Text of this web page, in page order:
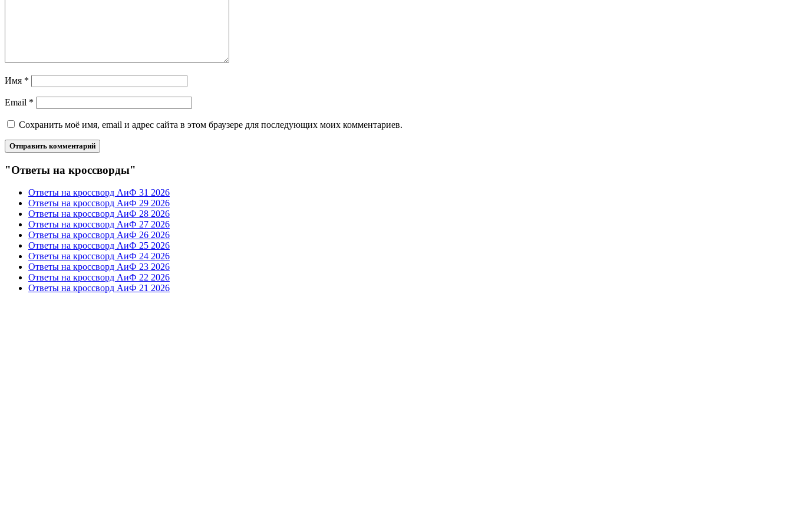
Имя *
Email *
Сохранить моё имя, email и адрес сайта в этом браузере для последующих моих комментариев.
"Ответы на кроссворды"
Ответы на кроссворд АиФ 31 2026
Ответы на кроссворд АиФ 29 2026
Ответы на кроссворд АиФ 28 2026
Ответы на кроссворд АиФ 27 2026
Ответы на кроссворд АиФ 26 2026
Ответы на кроссворд АиФ 25 2026
Ответы на кроссворд АиФ 24 2026
Ответы на кроссворд АиФ 23 2026
Ответы на кроссворд АиФ 22 2026
Ответы на кроссворд АиФ 21 2026